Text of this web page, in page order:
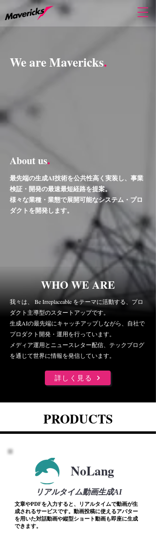
We are Mavericks.
About us.
最先端の生成AI技術を公共性高く実装し、事業
検証・開発の最速最短経路を提案。
様々な業種・業態で展開可能なシステム・プロ
ダクトを開発します。
WHO WE ARE
我々は、 Be Irreplaceable をテーマに活動する、プロ
ダクト主導型のスタートアップ​です。
生成AIの最先端にキャッチアップしながら、自社で
プロダクト開発 ・運用を行っています。
メディア運用とニュースレター配信、テックブログ
を通じて世界に情報を発信しています。
詳しく見る
PRODUCTS
文章やPDFを入力すると、リアルタイムで動画が生
成されるサービスです。動画投稿に使えるアバター
を用いた対話動画や縦型ショート動画も即座に生成
できます。
NoLang
リアルタイム動画生成AI